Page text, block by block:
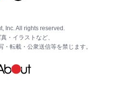
Inc. All rights reserved.
・イラストなど、
転載・公衆送信等を禁じます。